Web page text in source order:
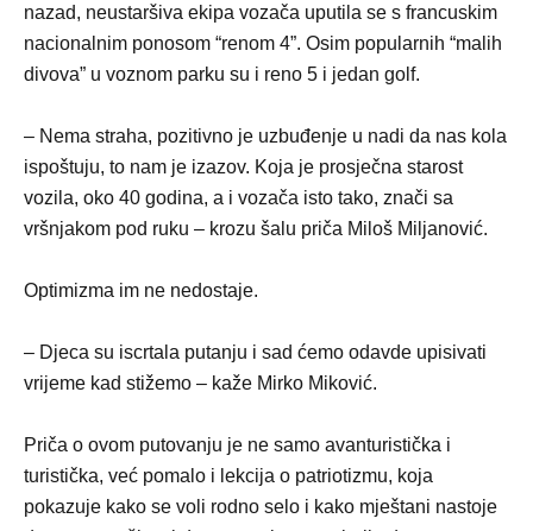
nazad, neustaršiva ekipa vozača uputila se s francuskim
nacionalnim ponosom “renom 4”. Osim popularnih “malih
divova” u voznom parku su i reno 5 i jedan golf.
– Nema straha, pozitivno je uzbuđenje u nadi da nas kola
ispoštuju, to nam je izazov. Koja je prosječna starost
vozila, oko 40 godina, a i vozača isto tako, znači sa
vršnjakom pod ruku – krozu šalu priča Miloš Miljanović.
Optimizma im ne nedostaje.
– Djeca su iscrtala putanju i sad ćemo odavde upisivati
vrijeme kad stižemo – kaže Mirko Miković.
Priča o ovom putovanju je ne samo avanturistička i
turistička, već pomalo i lekcija o patriotizmu, koja
pokazuje kako se voli rodno selo i kako mještani nastoje